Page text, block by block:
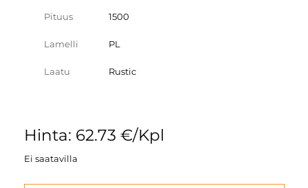
Pituus 1500
Lamelli PL
Laatu Rustic
Hinta: 62.73 €/Kpl
Ei saatavilla